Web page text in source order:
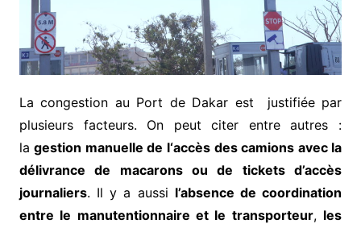
La congestion au Port de Dakar est justifiée par
plusieurs facteurs. On peut citer entre autres :
lagestion manuelle de l‘accès des camions avec la
délivrance de macarons ou de tickets d’accès
journaliers. Il y a aussi l’absence de coordination
entre le manutentionnaire et le transporteur, les